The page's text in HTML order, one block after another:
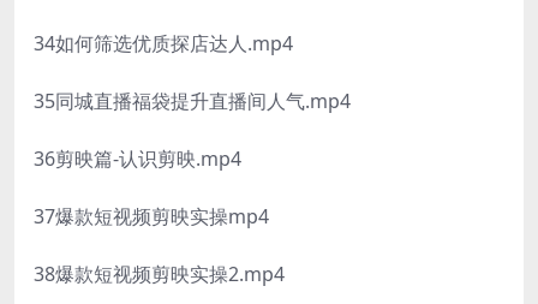
34如何筛选优质探店达人.mp4
35同城直播福袋提升直播间人气.mp4
36剪映篇-认识剪映.mp4
37爆款短视频剪映实操mp4
38爆款短视频剪映实操2.mp4